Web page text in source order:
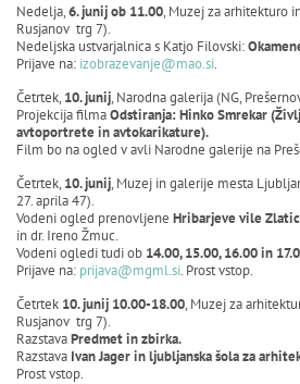
Nedelja,6. junij ob 11.00, Muzej za arhitekturo
Rusjanov trg 7).
Nedeljska ustvarjalnica s Katjo Filovski:
Prijave na: izobrazevanje@mao.si.
Četrtek, 10. junij, Narodna galerija (NG,
Projekcija filmaOdstiranja: Hinko Smrekar
avtoportrete in avtokarikature).
Film bo na ogled v avli Narodne galerije na
Četrtek, 10. junij, Muzej in galerije mesta
27. aprila 47).
Vodeni ogled prenovljene Hribarjeve vile
in dr. Ireno Žmuc.
Vodeni ogledi tudi ob 14.00, 15.00, 16.00 in
Prijave na: prijava@mgml.si. Prost vstop.
Četrtek 10. junij 10.00-18.00, Muzej za
Rusjanov trg 7).
RazstavaPredmet in zbirka.
Razstava Ivan Jager in ljubljanska šola za
Prost vstop.